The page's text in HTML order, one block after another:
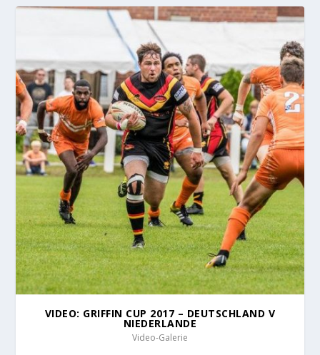
VIDEO: GRIFFIN CUP 2017 – DEUTSCHLAND V
NIEDERLANDE
Video-Galerie